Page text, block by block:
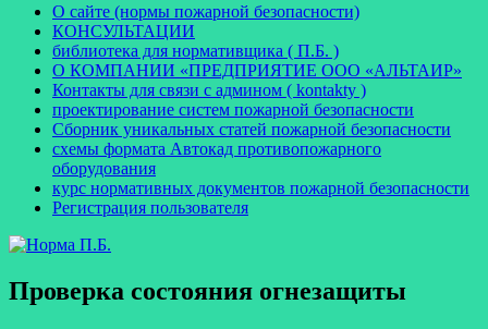
О сайте (нормы пожарной безопасности)
КОНСУЛЬТАЦИИ
библиотека для нормативщика ( П.Б. )
О КОМПАНИИ «ПРЕДПРИЯТИЕ ООО «АЛЬТАИР»
Контакты для связи с админом ( kontakty )
проектирование систем пожарной безопасности
Сборник уникальных статей пожарной безопасности
схемы формата Автокад противопожарного
оборудования
курс нормативных документов пожарной безопасности
Регистрация пользователя
Проверка состояния огнезащиты